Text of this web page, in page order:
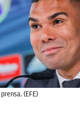
(EFE)